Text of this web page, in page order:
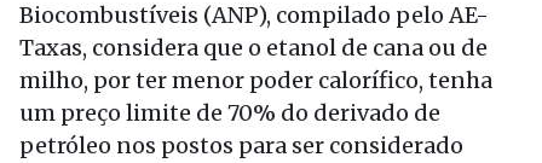
Biocombustíveis (ANP), compilado pelo AE-
Taxas, considera que o etanol de cana ou de
milho, por ter menor poder calorífico, tenha
um preço limite de 70% do derivado de
petróleo nos postos para ser considerado